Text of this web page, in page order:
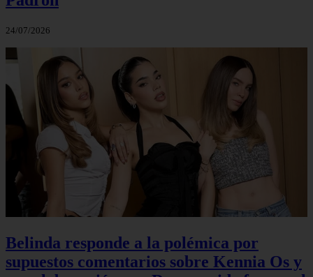
24/07/2026
Belinda responde a la polémica por
supuestos comentarios sobre Kennia Os y